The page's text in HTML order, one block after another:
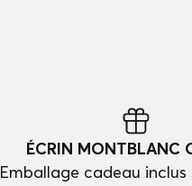
ÉCRIN MONTBLANC
Emballage cadeau inclus